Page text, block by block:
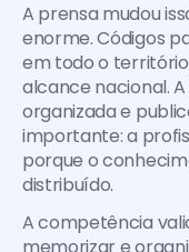
A prensa mudou
enorme. Códigos
em todo o
alcance nacional.
organizada e
importante: a
porque o
distribuído.
A competência